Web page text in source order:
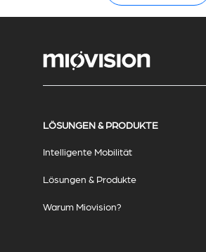
LÖSUNGEN & PRODUKTE
Intelligente Mobilität
Lösungen & Produkte
Warum Miovision?